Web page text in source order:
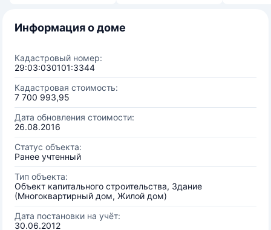
Информация о доме
Кадастровый номер:
29:03:030101:3344
Кадастровая стоимость:
7 700 993,95
Дата обновления стоимости:
26.08.2016
Статус объекта:
Ранее учтенный
Тип объекта:
Объект капитального строительства, Здание
(Многоквартирный дом, Жилой дом)
Дата постановки на учёт:
30.06.2012